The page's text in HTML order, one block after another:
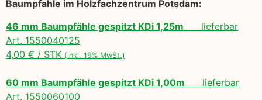
Baumpfahle im Holzfachzentrum Potsdam:
46 mm Baumpfähle gespitzt KDi 1,25m lieferbar
Art. 1550040125
4,00 € / STK (inkl. 19% MwSt.)
60 mm Baumpfähle gespitzt KDi 1,00m lieferbar
Art. 1550060100